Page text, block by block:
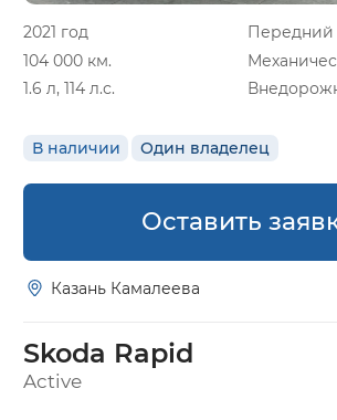
2021 год
Передний
104 000 км.
1.6 л, 114 л.с.
В наличии Один владелец
Оставить
Казань Камалеева
Skoda Rapid
Active